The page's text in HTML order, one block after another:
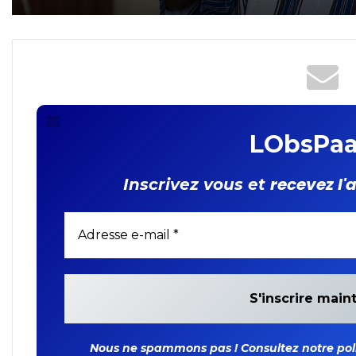
part
Inscrivez vous et recevez
Nous ne spammons pas ! Consultez notre